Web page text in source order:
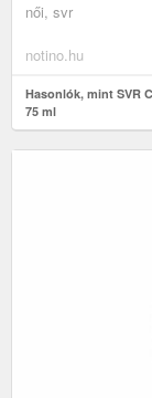
női, svr
notino.hu
Hasonlók, mint SVR
75 ml